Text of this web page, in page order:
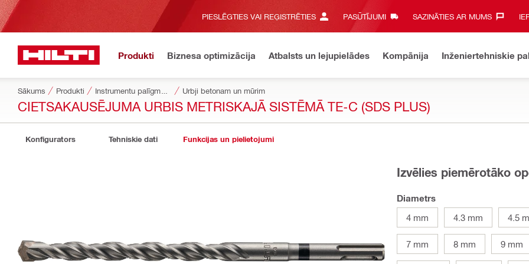
PIESLĒGTIES VAI REĢISTRĒTIES PASŪTĪJUMI SAZINĀTIES AR MUMS‎
Produkti Biznesa optimizācija Atbalsts un lejupielādes Kompānija Inženiertehniskie
Sākums Produkti Urbji betonam un mūrim
CIETSAKAUSĒJUMA URBIS METRISKAJĀ SISTĒMĀ TE-C (SDS PLUS)
Konfigurators Tehniskie dati Funkcijas un pielietojumi
Izvēlies piemērotāko
Diametrs
4 mm
4.3 mm 4.5
7 mm 8 mm 9 mm